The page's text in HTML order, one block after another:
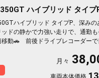
ハイブリッド タイプ
ハイブリッド タイプP、深みの
ドの静かで力強い走りで、通勤も
移動🚗 前後ドライブレコーダーで
。アラウンドビューで狭い駐車
帰りにふらっと遠出したくなる、
月々
車両本体価格